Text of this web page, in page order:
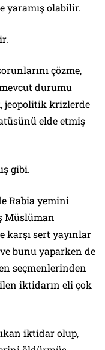
yaramış olabilir.
çözme,
durumu
jeopolitik krizlerde
elde etmiş
gibi.
Rabia yemini
Müslüman
karşı sert yayınlar
bunu yaparken de
seçmenlerinden
iktidarın eli çok
iktidar olup,